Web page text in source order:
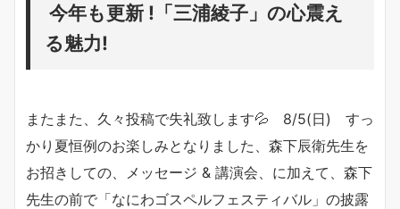
今年も更新 !「三浦綾子」の心震え
る魅力!
またまた、久々投稿で失礼致します💦 8/5(日) すっ
かり夏恒例のお楽しみとなりました、森下辰衛先生を
お招きしての、メッセージ & 講演会、に加えて、森下
先生の前で「なにわゴスペルフェスティバル」の披露